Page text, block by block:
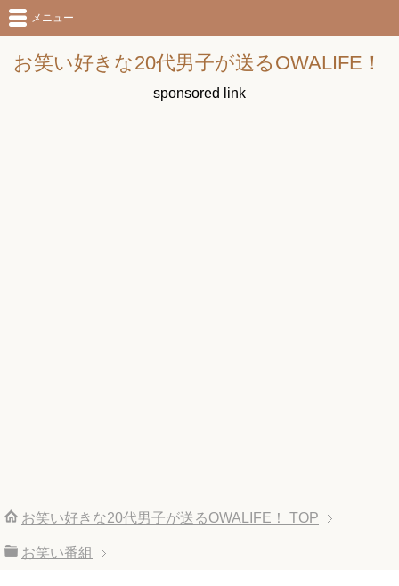
お笑い好きな20代男子が送るOWALIFE！
メニュー
sponsored link
お笑い好きな20代男子が送るOWALIFE！ TOP
お笑い番組